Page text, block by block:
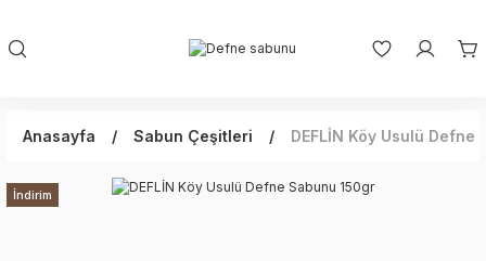
Anasayfa Sabun Çeşitleri DEFLİN Köy Usulü Defne
İndirim